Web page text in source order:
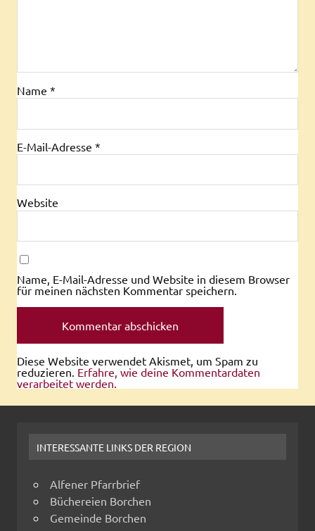
Name *
E-Mail-Adresse *
Website
Name, E-Mail-Adresse und Website in diesem Browser
für meinen nächsten Kommentar speichern.
Diese Website verwendet Akismet, um Spam zu
reduzieren. Erfahre, wie deine Kommentardaten
verarbeitet werden.
INTERESSANTE LINKS DER REGION
Alfener Pfarrbrief
Büchereien Borchen
Gemeinde Borchen